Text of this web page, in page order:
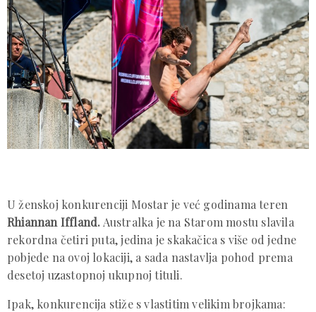
U ženskoj konkurenciji Mostar je već godinama teren
Rhiannan Iffland. Australka je na Starom mostu slavila
rekordna četiri puta, jedina je skakačica s više od jedne
pobjede na ovoj lokaciji, a sada nastavlja pohod prema
desetoj uzastopnoj ukupnoj tituli.
Ipak, konkurencija stiže s vlastitim velikim brojkama: